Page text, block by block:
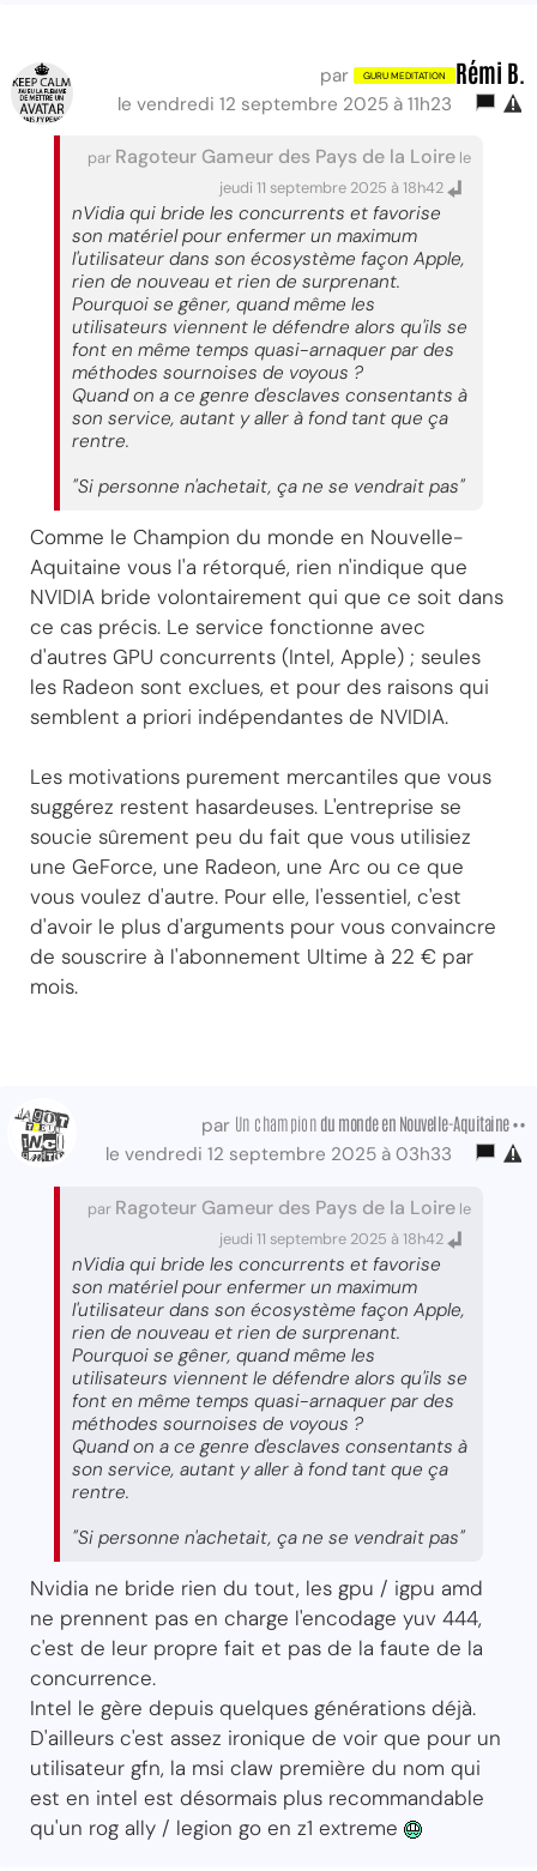
par Rémi B.
le vendredi 12 septembre 2025 à 11h23
par Ragoteur Gameur des Pays de la Loire le
jeudi 11 septembre 2025 à 18h42
nVidia qui bride les concurrents et favorise
son matériel pour enfermer un maximum
l'utilisateur dans son écosystème façon Apple,
rien de nouveau et rien de surprenant.
Pourquoi se gêner, quand même les
utilisateurs viennent le défendre alors qu'ils se
font en même temps quasi-arnaquer par des
méthodes sournoises de voyous ?
Quand on a ce genre d'esclaves consentants à
son service, autant y aller à fond tant que ça
rentre.
"Si personne n'achetait, ça ne se vendrait pas"
Comme le Champion du monde en Nouvelle-
Aquitaine vous l'a rétorqué, rien n'indique que
NVIDIA bride volontairement qui que ce soit dans
ce cas précis. Le service fonctionne avec
d'autres GPU concurrents (Intel, Apple) ; seules
les Radeon sont exclues, et pour des raisons qui
semblent a priori indépendantes de NVIDIA.
Les motivations purement mercantiles que vous
suggérez restent hasardeuses. L'entreprise se
soucie sûrement peu du fait que vous utilisiez
une GeForce, une Radeon, une Arc ou ce que
vous voulez d'autre. Pour elle, l'essentiel, c'est
d'avoir le plus d'arguments pour vous convaincre
de souscrire à l'abonnement Ultime à 22 € par
mois.
par Un champion du mondeen Nouvelle-Aquitaine ••
le vendredi 12 septembre 2025 à 03h33
par Ragoteur Gameur des Pays de la Loire le
jeudi 11 septembre 2025 à 18h42
nVidia qui bride les concurrents et favorise
son matériel pour enfermer un maximum
l'utilisateur dans son écosystème façon Apple,
rien de nouveau et rien de surprenant.
Pourquoi se gêner, quand même les
utilisateurs viennent le défendre alors qu'ils se
font en même temps quasi-arnaquer par des
méthodes sournoises de voyous ?
Quand on a ce genre d'esclaves consentants à
son service, autant y aller à fond tant que ça
rentre.
"Si personne n'achetait, ça ne se vendrait pas"
Nvidia ne bride rien du tout, les gpu / igpu amd
ne prennent pas en charge l'encodage yuv 444,
c'est de leur propre fait et pas de la faute de la
concurrence.
Intel le gère depuis quelques générations déjà.
D'ailleurs c'est assez ironique de voir que pour un
utilisateur gfn, la msi claw première du nom qui
est en intel est désormais plus recommandable
qu'un rog ally / legion go en z1 extreme